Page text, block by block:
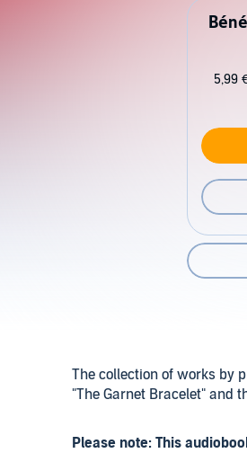
5,99
The collection of works by
"The Garnet Bracelet" and
Please note: This